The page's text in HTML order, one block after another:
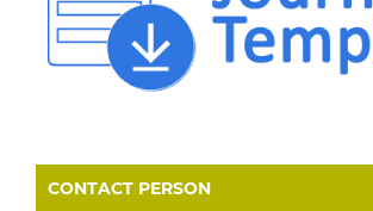
CONTACT PERSON